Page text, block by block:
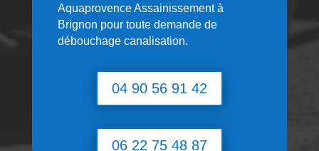
Aquaprovence Assainissement à
Brignon pour toute demande de
débouchage canalisation.
04 90 56 91 42
06 22 75 48 87